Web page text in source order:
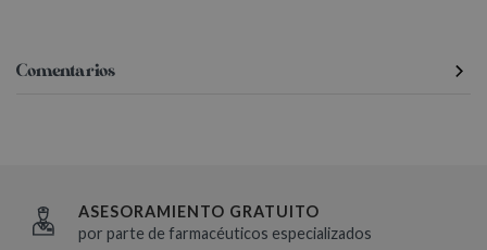
Comentarios
ASESORAMIENTO GRATUITO
por parte de farmacéuticos especializados